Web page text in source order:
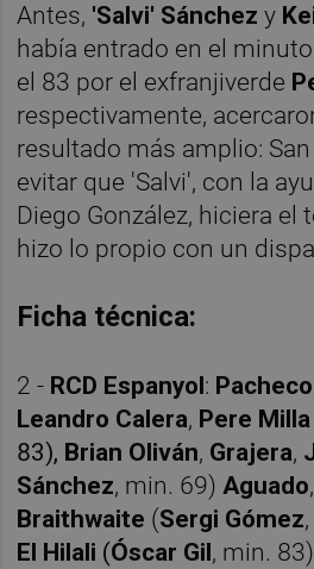
Antes, 'Salvi' Sánchez y
había entrado en el
el 83 por el exfranjiverde
respectivamente,
resultado más amplio:
evitar que 'Salvi', con la
Diego González, hiciera el
hizo lo propio con un
Ficha técnica:
2 - RCD Espanyol: Pacheco
Leandro Calera, Pere Milla
83), Brian Oliván, Grajera,
Sánchez, min. 69)Aguado,
Braithwaite (Sergi Gómez
El Hilali (Óscar Gil, min.